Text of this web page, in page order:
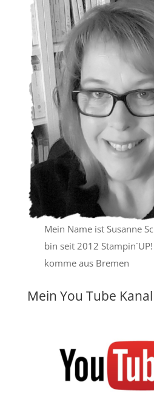
Mein Name ist Susanne
bin seit 2012
komme aus Bremen
Mein You Tube Kanal